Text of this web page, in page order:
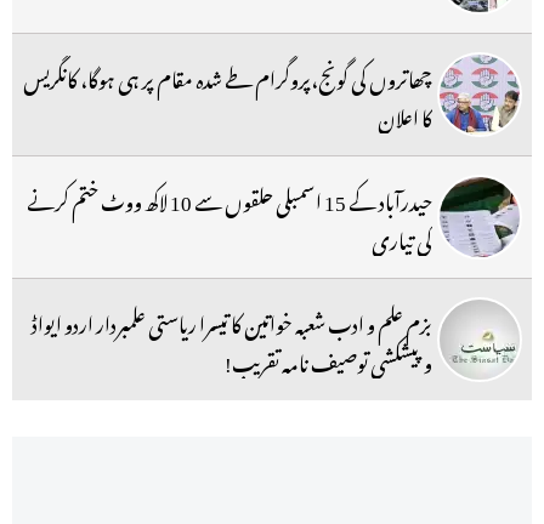
چھاتروں کی گونج،پروگرام طے شدہ مقام پر ہی ہوگا، کانگریس
کا اعلان
حیدرآباد کے 15 اسمبلی حلقوں سے 10 لاکھ ووٹ ختم کرنے
کی تیاری
بزم علم و ادب شعبہ خواتین کا تیسرا ریاستی علمبردار اردو ایواڈ
و پیشکشی توصیف نامہ تقریب!